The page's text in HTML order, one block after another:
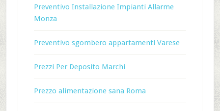
Preventivo Installazione Impianti Allarme
Monza
Preventivo sgombero appartamenti Varese
Prezzi Per Deposito Marchi
Prezzo alimentazione sana Roma